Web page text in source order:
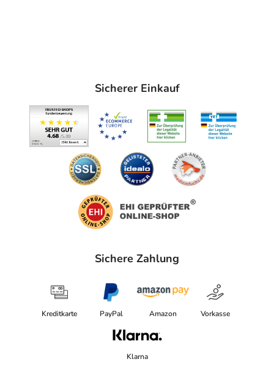
Sicherer Einkauf
Sichere Zahlung
Kreditkarte PayPal Amazon Vorkasse
Klarna